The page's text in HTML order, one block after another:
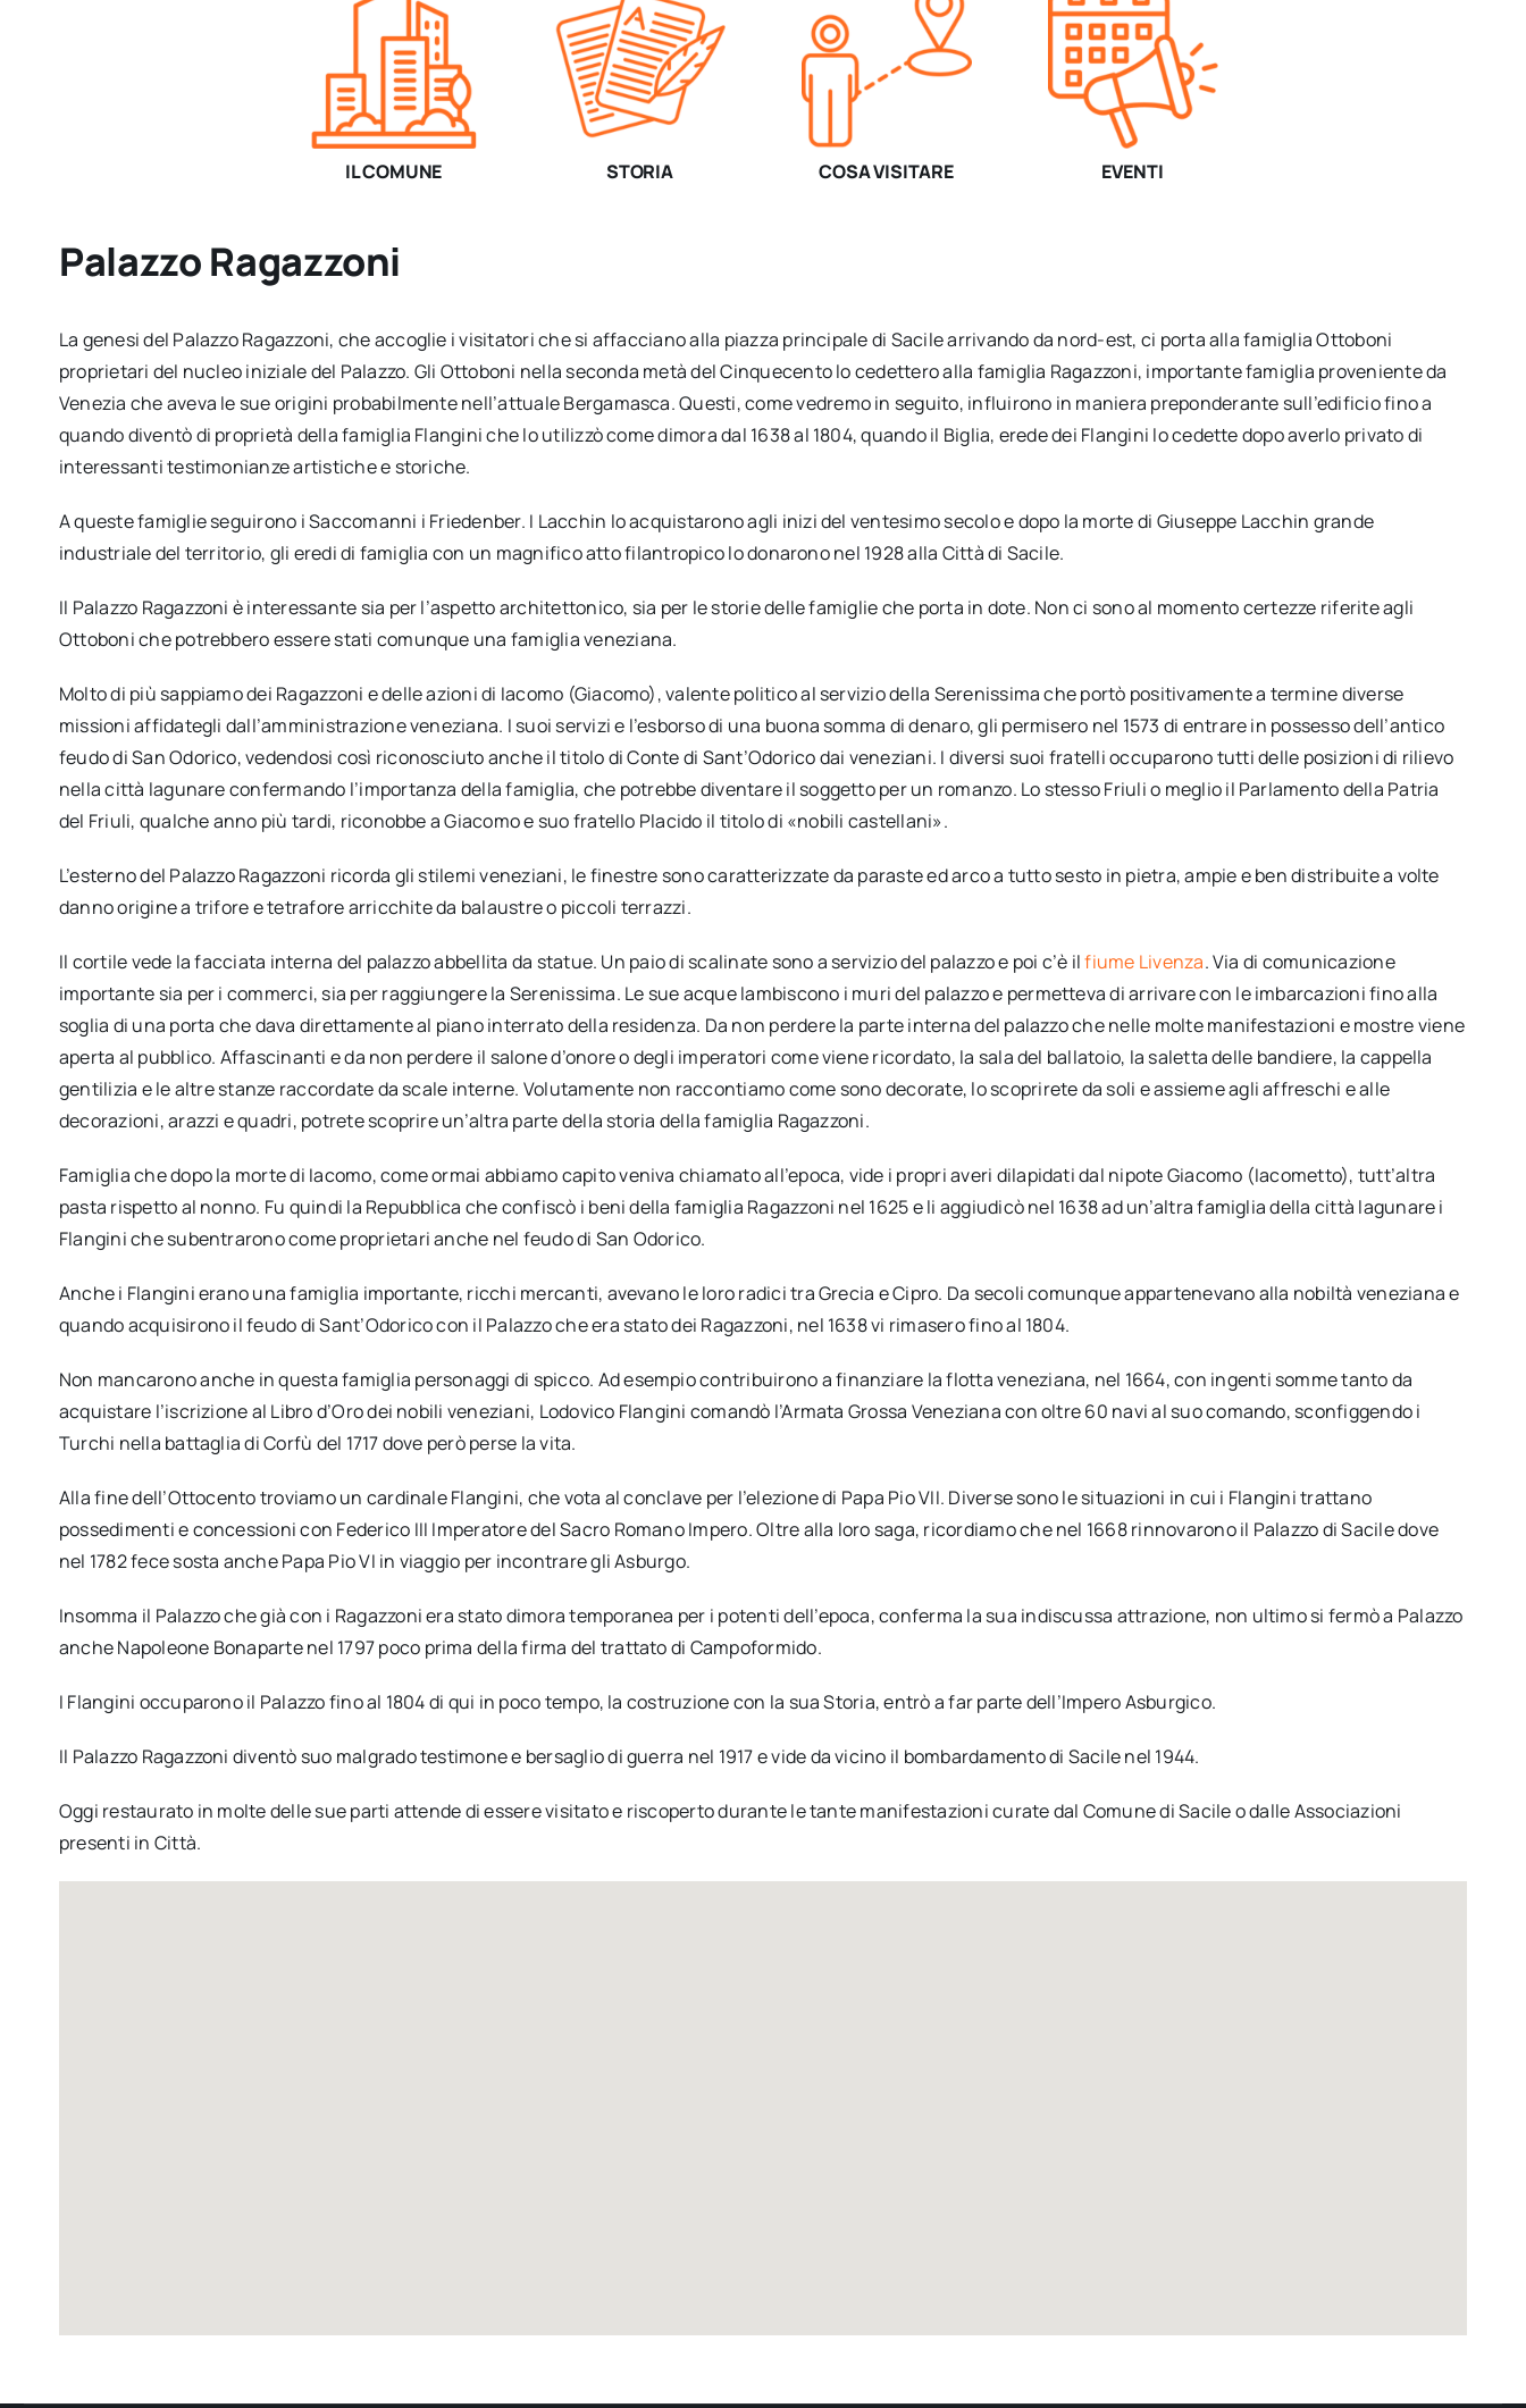
IL COMUNE STORIA COSA VISITARE EVENTI
Palazzo Ragazzoni
La genesi del Palazzo Ragazzoni, che accoglie i visitatori che si affacciano alla piazza principale di Sacile arrivando da nord-est, ci porta alla famiglia Ottoboni
proprietari del nucleo iniziale del Palazzo. Gli Ottoboni nella seconda metà del Cinquecento lo cedettero alla famiglia Ragazzoni, importante famiglia proveniente da
Venezia che aveva le sue origini probabilmente nell’attuale Bergamasca. Questi, come vedremo in seguito, influirono in maniera preponderante sull’edificio fino a
quando diventò di proprietà della famiglia Flangini che lo utilizzò come dimora dal 1638 al 1804, quando il Biglia, erede dei Flangini lo cedette dopo averlo privato di
interessanti testimonianze artistiche e storiche.
A queste famiglie seguirono i Saccomanni i Friedenber. I Lacchin lo acquistarono agli inizi del ventesimo secolo e dopo la morte di Giuseppe Lacchin grande
industriale del territorio, gli eredi di famiglia con un magnifico atto filantropico lo donarono nel 1928 alla Città di Sacile.
Il Palazzo Ragazzoni è interessante sia per l’aspetto architettonico, sia per le storie delle famiglie che porta in dote. Non ci sono al momento certezze riferite agli
Ottoboni che potrebbero essere stati comunque una famiglia veneziana.
Molto di più sappiamo dei Ragazzoni e delle azioni di Iacomo (Giacomo), valente politico al servizio della Serenissima che portò positivamente a termine diverse
missioni affidategli dall’amministrazione veneziana. I suoi servizi e l’esborso di una buona somma di denaro, gli permisero nel 1573 di entrare in possesso dell’antico
feudo di San Odorico, vedendosi così riconosciuto anche il titolo di Conte di Sant’Odorico dai veneziani. I diversi suoi fratelli occuparono tutti delle posizioni di rilievo
nella città lagunare confermando l’importanza della famiglia, che potrebbe diventare il soggetto per un romanzo. Lo stesso Friuli o meglio il Parlamento della Patria
del Friuli, qualche anno più tardi, riconobbe a Giacomo e suo fratello Placido il titolo di «nobili castellani».
L’esterno del Palazzo Ragazzoni ricorda gli stilemi veneziani, le finestre sono caratterizzate da paraste ed arco a tutto sesto in pietra, ampie e ben distribuite a volte
danno origine a trifore e tetrafore arricchite da balaustre o piccoli terrazzi.
Il cortile vede la facciata interna del palazzo abbellita da statue. Un paio di scalinate sono a servizio del palazzo e poi c’è ilfiume Livenza. Via di comunicazione
importante sia per i commerci, sia per raggiungere la Serenissima. Le sue acque lambiscono i muri del palazzo e permetteva di arrivare con le imbarcazioni fino alla
soglia di una porta che dava direttamente al piano interrato della residenza. Da non perdere la parte interna del palazzo che nelle molte manifestazioni e mostre viene
aperta al pubblico. Affascinanti e da non perdere il salone d’onore o degli imperatori come viene ricordato, la sala del ballatoio, la saletta delle bandiere, la cappella
gentilizia e le altre stanze raccordate da scale interne. Volutamente non raccontiamo come sono decorate, lo scoprirete da soli e assieme agli affreschi e alle
decorazioni, arazzi e quadri, potrete scoprire un’altra parte della storia della famiglia Ragazzoni.
Famiglia che dopo la morte di Iacomo, come ormai abbiamo capito veniva chiamato all’epoca, vide i propri averi dilapidati dal nipote Giacomo (Iacometto), tutt’altra
pasta rispetto al nonno. Fu quindi la Repubblica che confiscò i beni della famiglia Ragazzoni nel 1625 e li aggiudicò nel 1638 ad un’altra famiglia della città lagunare i
Flangini che subentrarono come proprietari anche nel feudo di San Odorico.
Anche i Flangini erano una famiglia importante, ricchi mercanti, avevano le loro radici tra Grecia e Cipro. Da secoli comunque appartenevano alla nobiltà veneziana e
quando acquisirono il feudo di Sant’Odorico con il Palazzo che era stato dei Ragazzoni, nel 1638 vi rimasero fino al 1804.
Non mancarono anche in questa famiglia personaggi di spicco. Ad esempio contribuirono a finanziare la flotta veneziana, nel 1664, con ingenti somme tanto da
acquistare l’iscrizione al Libro d’Oro dei nobili veneziani, Lodovico Flangini comandò l’Armata Grossa Veneziana con oltre 60 navi al suo comando, sconfiggendo i
Turchi nella battaglia di Corfù del 1717 dove però perse la vita.
Alla fine dell’Ottocento troviamo un cardinale Flangini, che vota al conclave per l’elezione di Papa Pio VII. Diverse sono le situazioni in cui i Flangini trattano
possedimenti e concessioni con Federico III Imperatore del Sacro Romano Impero. Oltre alla loro saga, ricordiamo che nel 1668 rinnovarono il Palazzo di Sacile dove
nel 1782 fece sosta anche Papa Pio VI in viaggio per incontrare gli Asburgo.
Insomma il Palazzo che già con i Ragazzoni era stato dimora temporanea per i potenti dell’epoca, conferma la sua indiscussa attrazione, non ultimo si fermò a Palazzo
anche Napoleone Bonaparte nel 1797 poco prima della firma del trattato di Campoformido.
I Flangini occuparono il Palazzo fino al 1804 di qui in poco tempo, la costruzione con la sua Storia, entrò a far parte dell’Impero Asburgico.
Il Palazzo Ragazzoni diventò suo malgrado testimone e bersaglio di guerra nel 1917 e vide da vicino il bombardamento di Sacile nel 1944.
Oggi restaurato in molte delle sue parti attende di essere visitato e riscoperto durante le tante manifestazioni curate dal Comune di Sacile o dalle Associazioni
presenti in Città.